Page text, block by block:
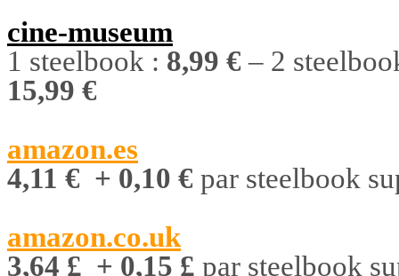
cine-museum
1 steelbook : 8,99 € – 2
15,99 €
amazon.es
4,11 € + 0,10 € par steelbook
amazon.co.uk
3,64 £ + 0,15 £ par steelbook